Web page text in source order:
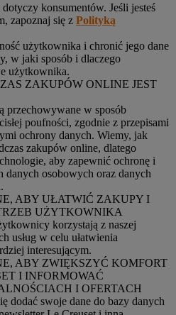
konsumentów. Jeśli jesteś
zapoznaj się z Polityką
użytkownika i chronić jego dane
w jaki sposób i dlaczego
użytkownika.
ZAKUPÓW ONLINE JEST
przechowywane w sposób
poufności, zgodnie z przepisami
ochrony danych. Wiemy, jak
zakupów online, dlatego
aby zapewnić ochronę i
danych osobowych oraz danych
ABY UŁATWIĆ ZAKUPY I
UŻYTKOWNIKA
korzystają z naszej
usług w celu ułatwienia
interesującym.
ABY ZWIĘKSZYĆ KOMFORT
I INFORMOWAĆ
I OFERTACH
dodać swoje dane do bazy danych